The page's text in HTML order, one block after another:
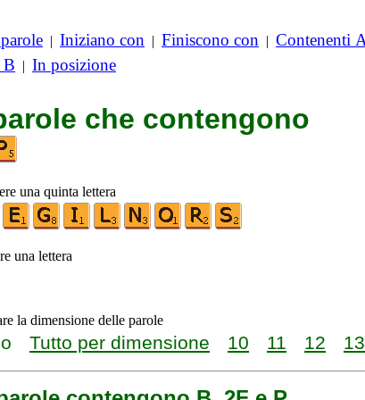
| Iniziano con | Finiscono con | Contenenti
B | In posizione
che contengono
una quinta lettera
una lettera
la dimensione delle parole
Tutto per dimensione 10 11 12 13